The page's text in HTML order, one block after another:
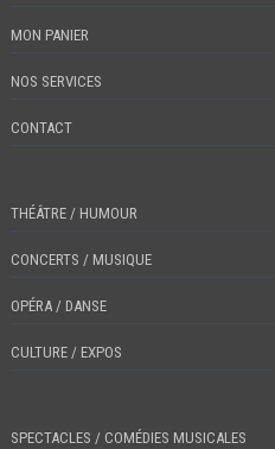
MON PANIER
NOS SERVICES
CONTACT
THÉÂTRE / HUMOUR
CONCERTS / MUSIQUE
OPÉRA / DANSE
CULTURE / EXPOS
SPECTACLES / COMÉDIES MUSICALES